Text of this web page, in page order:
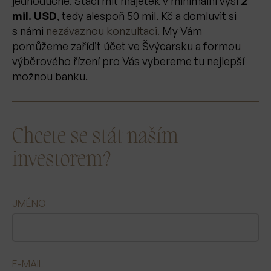
mil. USD, tedy alespoň 50 mil. Kč a domluvit si
s námi nezávaznou konzultaci. My Vám
pomůžeme zařídit účet ve Švýcarsku a formou
výběrového řízení pro Vás vybereme tu nejlepší
možnou banku.
Chcete se stát naším
investorem?
JMÉNO
E-MAIL